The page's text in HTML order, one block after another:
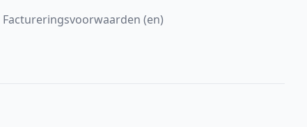
Factureringsvoorwaarden (en)